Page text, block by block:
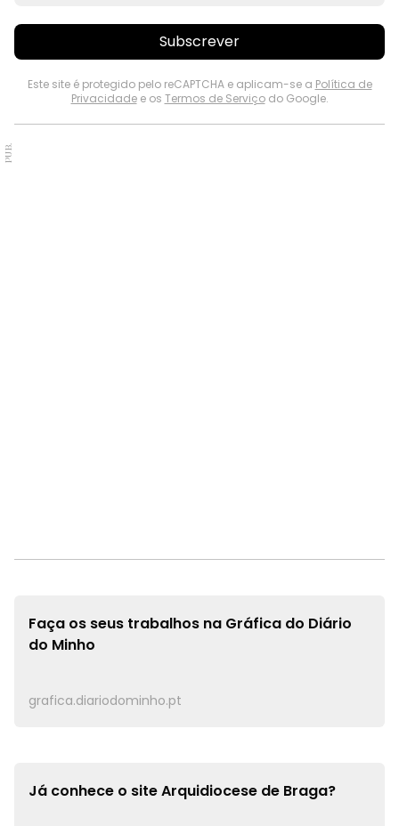
Subscrever
Este site é protegido pelo reCAPTCHA e aplicam-se a Política de
Privacidadee os Termos de Serviçodo Google.
PUB.
Faça os seus trabalhos na Gráfica do Diário
do Minho
grafica.diariodominho.pt
Já conhece o siteArquidiocese de Braga?